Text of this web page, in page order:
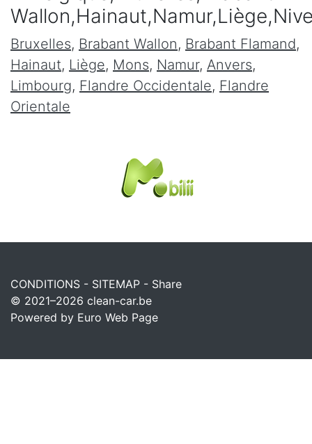
Bruxelles, Brabant Wallon, Brabant Flamand,
Hainaut, Liège, Mons, Namur, Anvers,
Limbourg, Flandre Occidentale, Flandre
Orientale
CONDITIONS - SITEMAP - Share
© 2021–2026 clean-car.be
Powered by Euro Web Page